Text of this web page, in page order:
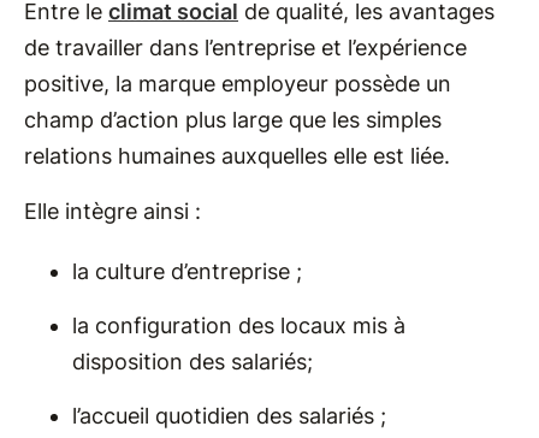
Entre le climat social de qualité, les avantages
de travailler dans l’entreprise et l’expérience
positive, la marque employeur possède un
champ d’action plus large que les simples
relations humaines auxquelles elle est liée.
Elle intègre ainsi :
la culture d’entreprise ;
la configuration des locaux mis à
disposition des salariés;
l’accueil quotidien des salariés ;